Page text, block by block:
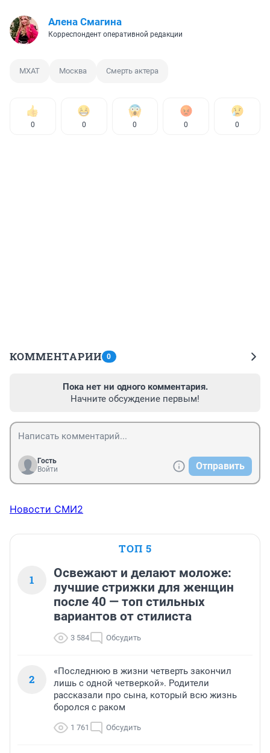
Алена Смагина
Корреспондент оперативной редакции
МХАТ Москва Смерть актера
0 0 0 0 0
КОММЕНТАРИИ 0
Пока нет ни одного комментария.
Начните обсуждение первым!
Гость
Войти
Отправить
Новости СМИ2
ТОП 5
1
Освежают и делают моложе:
лучшие стрижки для женщин
после 40 — топ стильных
вариантов от стилиста
3 584 Обсудить
2
«Последнюю в жизни четверть закончил
лишь с одной четверкой». Родители
рассказали про сына, который всю жизнь
боролся с раком
1 761 Обсудить